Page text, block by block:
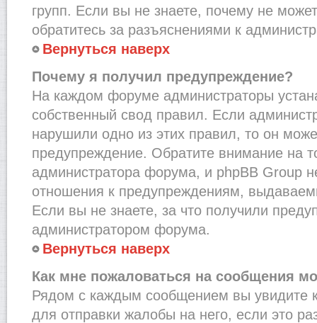
групп. Если вы не знаете, почему не
обратитесь за разъяснениями к
Вернуться наверх
Почему я получил предупреждение?
На каждом форуме администраторы
собственный свод правил. Если
нарушили одно из этих правил, то он
предупреждение. Обратите внимание на
администратора форума, и phpBB Group
отношения к предупреждениям,
Если вы не знаете, за что получили
администратором форума.
Вернуться наверх
Как мне пожаловаться на сообщения
Рядом с каждым сообщением вы увидите
для отправки жалобы на него, если это